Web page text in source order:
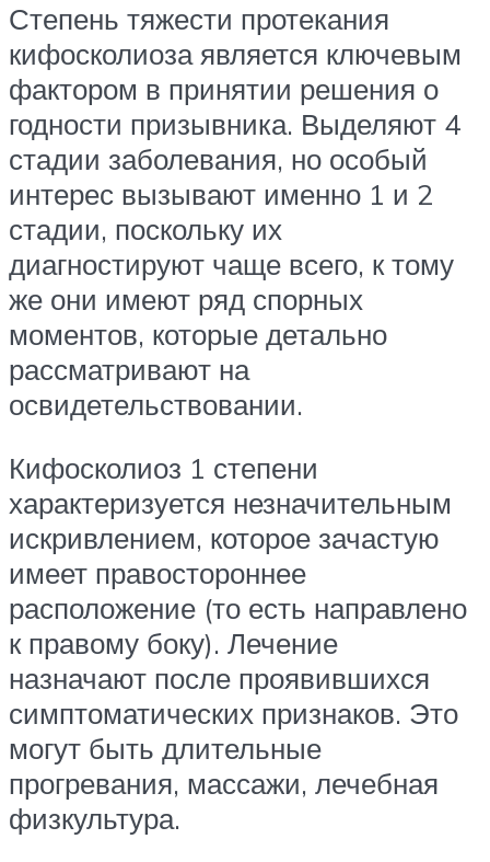
Степень тяжести протекания
кифосколиоза является ключевым
фактором в принятии решения о
годности призывника. Выделяют 4
стадии заболевания, но особый
интерес вызывают именно 1 и 2
стадии, поскольку их
диагностируют чаще всего, к тому
же они имеют ряд спорных
моментов, которые детально
рассматривают на
освидетельствовании.
Кифосколиоз 1 степени
характеризуется незначительным
искривлением, которое зачастую
имеет правостороннее
расположение (то есть направлено
к правому боку). Лечение
назначают после проявившихся
симптоматических признаков. Это
могут быть длительные
прогревания, массажи, лечебная
физкультура.